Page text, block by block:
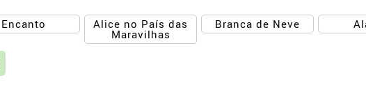
Encanto Alice no País das
Maravilhas
Branca de Neve